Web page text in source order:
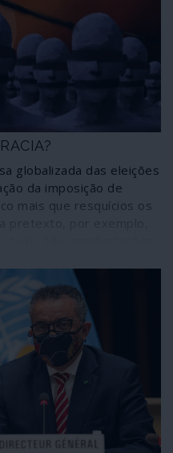
globalizada das eleições
da imposição de
mais que resquícios os
gerido pela
crise em que continua a
neoliberal.